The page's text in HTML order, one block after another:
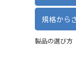
規格から
製品の選び方